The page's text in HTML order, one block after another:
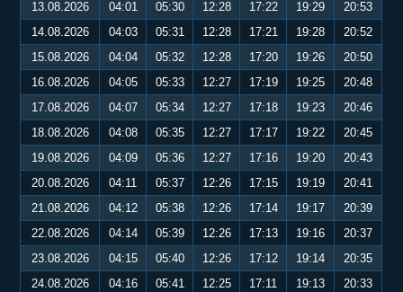
13.08.2026
04:01 05:30 12:28 17:22 19:29
20:53
14.08.2026
04:03 05:31 12:28 17:21 19:28
20:52
15.08.2026
04:04 05:32 12:28 17:20 19:26
20:50
16.08.2026
04:05 05:33 12:27 17:19 19:25
20:48
17.08.2026
04:07 05:34 12:27 17:18 19:23
20:46
18.08.2026
04:08 05:35 12:27 17:17 19:22
20:45
19.08.2026
04:09 05:36 12:27 17:16 19:20
20:43
20.08.2026
04:11 05:37 12:26 17:15 19:19
20:41
21.08.2026
04:12 05:38 12:26 17:14 19:17
20:39
22.08.2026
04:14 05:39 12:26 17:13 19:16
20:37
23.08.2026
04:15 05:40 12:26 17:12 19:14
20:35
24.08.2026
04:16 05:41 12:25 17:11 19:13
20:33